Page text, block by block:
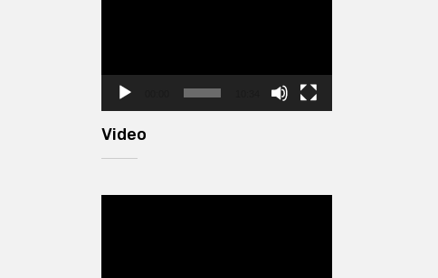
Video